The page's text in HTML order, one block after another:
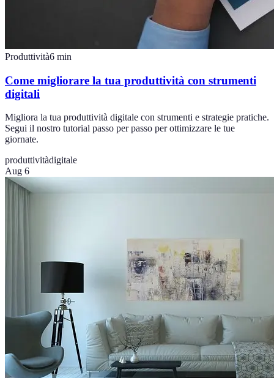
Produttività6 min
Come migliorare la tua produttività con strumenti
digitali
Migliora la tua produttività digitale con strumenti e strategie pratiche.
Segui il nostro tutorial passo per passo per ottimizzare le tue
giornate.
produttivitàdigitale
Aug 6